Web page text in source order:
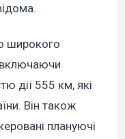
широкого
включаючи
дії 555 км, які
Він також
плануючі